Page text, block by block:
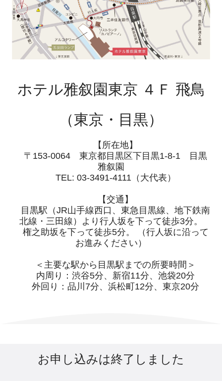
ホテル雅叙園東京 ４Ｆ 飛鳥
（東京・目黒）
【所在地】
〒153-0064 東京都目黒区下目黒1-8-1 目黒
雅叙園
TEL: 03-3491-4111（大代表）
【交通】
目黒駅（JR山手線西口、東急目黒線、地下鉄南
北線・三田線）より行人坂を下って徒歩3分。
権之助坂を下って徒歩5分。 （行人坂に沿って
お進みください）
＜主要な駅から目黒駅までの所要時間＞
内周り：渋谷5分、新宿11分、池袋20分
外回り：品川7分、浜松町12分、東京20分
お申し込みは終了しました